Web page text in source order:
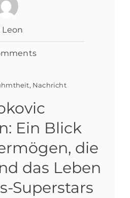
Leon
, Nachricht
Ein Blick
die
das Leben
Superstars